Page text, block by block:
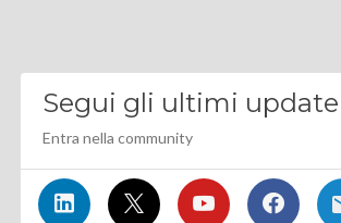
Segui gli ultimi update
Entra nella community